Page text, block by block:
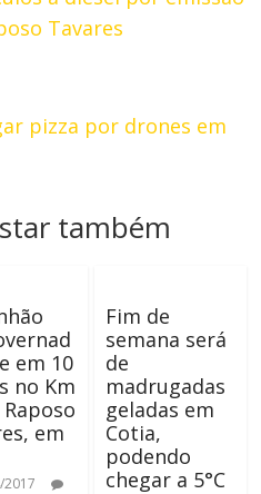
Tavares
pizza por drones em
também
em 10
no Km
em
2017
Fim de
semana será
de
madrugadas
geladas em
Cotia,
podendo
chegar a 5°C